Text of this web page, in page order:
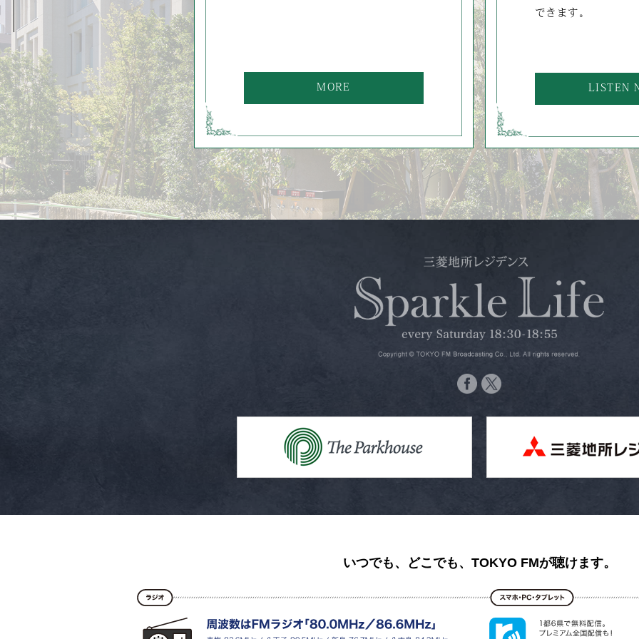
MORE
できます。
LISTEN
いつでも、どこでも、TOKYO FMが聴けます。